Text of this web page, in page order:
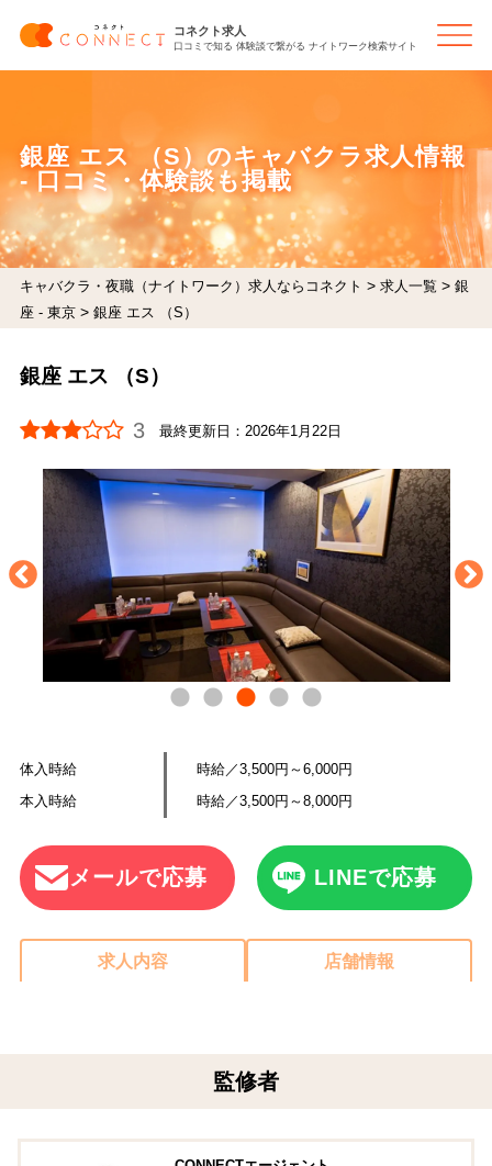
コネクト求人
口コミで知る 体験談で繋がる ナイトワーク検索サイト
銀座 エス （S）のキャバクラ求人情報
- 口コミ・体験談も掲載
キャバクラ・夜職（ナイトワーク）求人ならコネクト > 求人一覧 > 銀
座 - 東京> 銀座 エス （S）
銀座 エス （S）
3 最終更新日：2026年1月22日
体入時給
時給／3,500円～6,000円
本入時給
時給／3,500円～8,000円
メールで応募 LINEで応募
求人内容 店舗情報
監修者